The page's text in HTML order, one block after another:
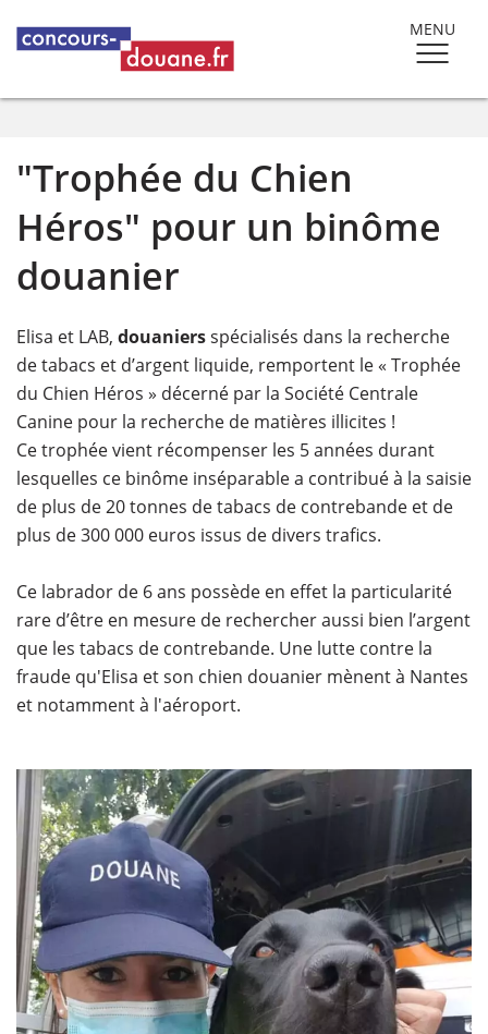
MENU
"Trophée du Chien
Héros" pour un binôme
douanier
Elisa et LAB, douaniersspécialisés dans la recherche
de tabacs et d’argent liquide, remportent le « Trophée
du Chien Héros » décerné par la Société Centrale
Canine pour la recherche de matières illicites !
Ce trophée vient récompenser les 5 années durant
lesquelles ce binôme inséparable a contribué à la saisie
de plus de 20 tonnes de tabacs de contrebande et de
plus de 300 000 euros issus de divers trafics.
Ce labrador de 6 ans possède en effet la particularité
rare d’être en mesure de rechercher aussi bien l’argent
que les tabacs de contrebande. Une lutte contre la
fraude qu'Elisa et son chien douanier mènent à Nantes
et notamment à l'aéroport.